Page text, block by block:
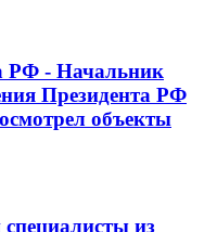
РФ - Начальник
Президента РФ
объекты
из